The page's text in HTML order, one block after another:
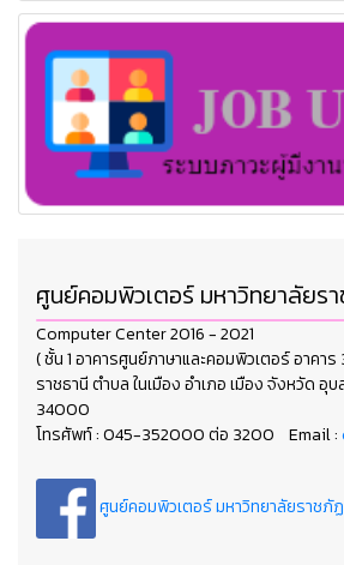
ศูนย์คอมพิวเตอร์ มหาวิทยาลัยร
Computer Center 2016 - 2021
( ชั้น 1 อาคารศูนย์ภาษาและคอมพิวเตอร์ อาคา
ราชธานี ตำบล ในเมือง อำเภอ เมือง จังหวัด
34000
โทรศัพท์ : 045-352000 ต่อ 3200 Email :
ศูนย์คอมพิวเตอร์ มหาวิทยาลัยราชภั